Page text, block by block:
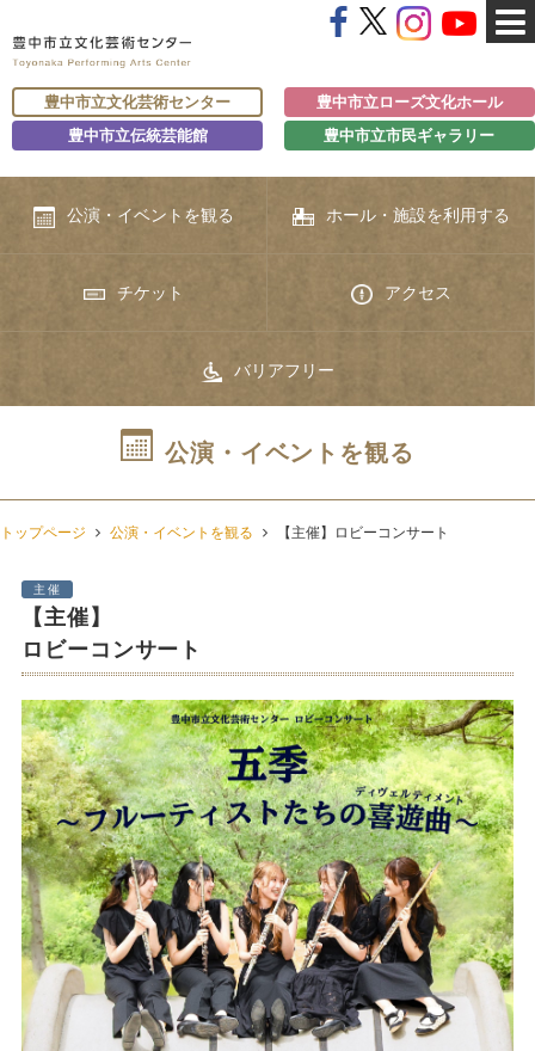
豊中市立文化芸術センター
豊中市立ローズ文化ホール
豊中市立伝統芸能館
豊中市立市民ギャラリー
公演・イベントを観る ホール・施設を利用する
チケット アクセス
バリアフリー
公演・イベントを観る
トップページ 公演・イベントを観る 【主催】ロビーコンサート
主催
【主催】
ロビーコンサート